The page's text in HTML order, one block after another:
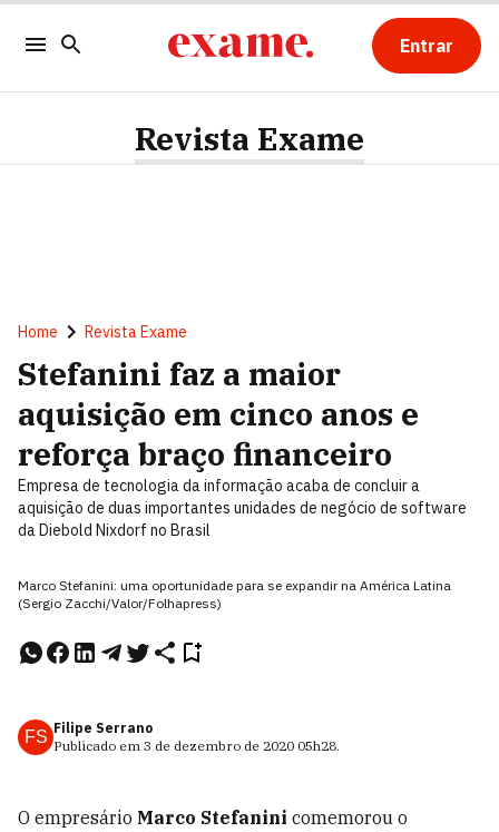
Entrar
Revista Exame
Home Revista Exame
Stefanini faz a maior
aquisição em cinco anos e
reforça braço financeiro
Empresa de tecnologia da informação acaba de concluir a
aquisição de duas importantes unidades de negócio de software
da Diebold Nixdorf no Brasil
Marco Stefanini: uma oportunidade para se expandir na América Latina
(Sergio Zacchi/Valor/Folhapress)
FS Filipe Serrano
Publicado em 3 de dezembro de 2020 05h28.
O empresário Marco Stefanini comemorou o